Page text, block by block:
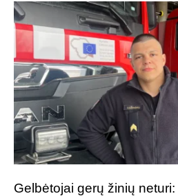
Gelbėtojai gerų žinių